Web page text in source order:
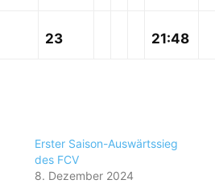
23 21:48
Erster Saison-Auswärtssieg
des FCV
8. Dezember 2024